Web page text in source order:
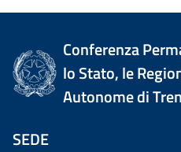
Conferenza
lo Stato, le
Autonome di
SEDE